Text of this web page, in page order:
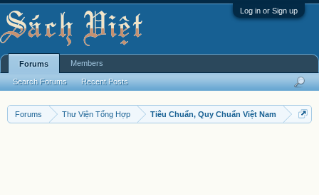
Log in or Sign up
Forums Thư Viện Tổng Hợp Tiêu Chuẩn, Quy Chuẩn Việt Nam
Forums
Search Forums Recent Posts
Members